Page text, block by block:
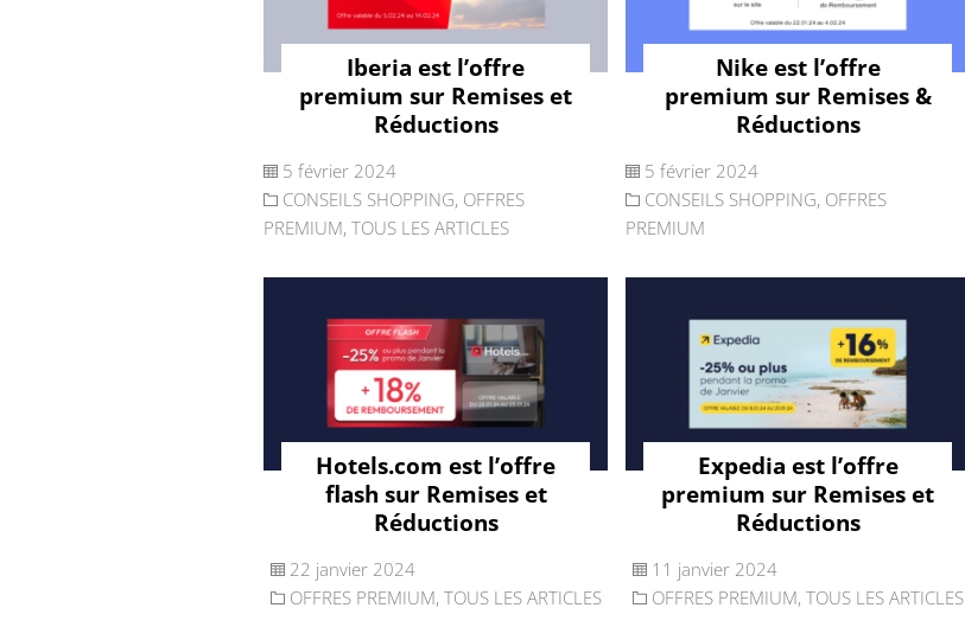
Iberia est l’offre
premium sur Remises et
Réductions
5 février 2024
CONSEILS SHOPPING, OFFRES
PREMIUM, TOUS LES ARTICLES
Nike est l’offre
premium sur Remises &
Réductions
5 février 2024
CONSEILS SHOPPING, OFFRES
PREMIUM
Hotels.com est l’offre
flash sur Remises et
Réductions
22 janvier 2024
OFFRES PREMIUM, TOUS LES ARTICLES
Expedia est l’offre
premium sur Remises et
Réductions
11 janvier 2024
OFFRES PREMIUM, TOUS LES ARTICLES